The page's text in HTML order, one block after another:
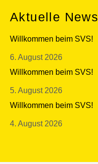
Aktuelle News
Willkommen beim SVS!
6. August 2026
Willkommen beim SVS!
5. August 2026
Willkommen beim SVS!
4. August 2026